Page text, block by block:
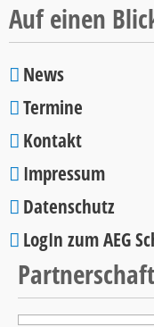
Auf einen
Navigation
überspringen
News
Termine
Kontakt
Impressum
Datenschutz
LogIn zum AEG